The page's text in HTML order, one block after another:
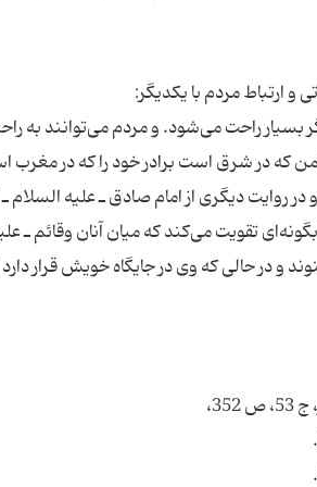
بسیار راحت می‌شود. و مردم می‌توانند به
كه در شرق است برادر خود را كه در مغرب
را در مشرق می‌بیند)(16) و در روایت دیگری از امام صادق
تقویت می‌كند كه میان آنان وقائم ـ